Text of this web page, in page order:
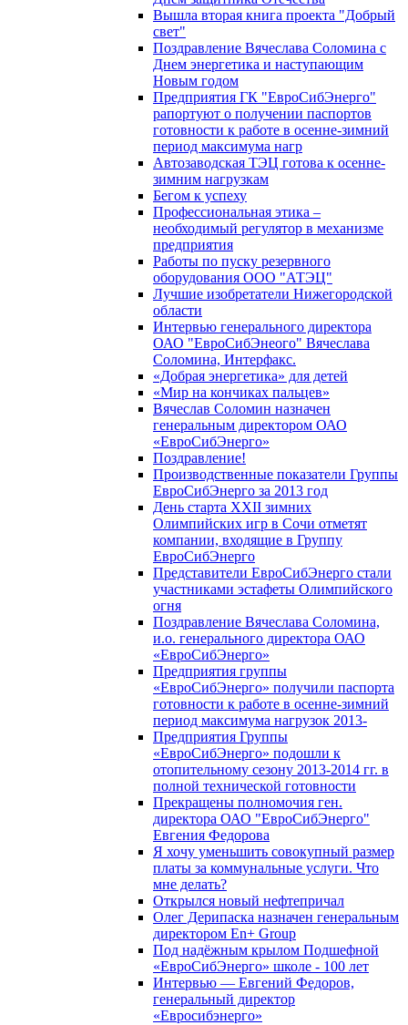
Вышла вторая книга проекта "Добрый
свет"
Поздравление Вячеслава Соломина с
Днем энергетика и наступающим
Новым годом
Предприятия ГК "ЕвроСибЭнерго"
рапортуют о получении паспортов
готовности к работе в осенне-зимний
период максимума нагр
Автозаводская ТЭЦ готова к осенне-
зимним нагрузкам
Бегом к успеху
Профессиональная этика –
необходимый регулятор в механизме
предприятия
Работы по пуску резервного
оборудования ООО "АТЭЦ"
Лучшие изобретатели Нижегородской
области
Интервью генерального директора
ОАО "ЕвроСибЭнеого" Вячеслава
Соломина, Интерфакс.
«Добрая энергетика» для детей
«Мир на кончиках пальцев»
Вячеслав Соломин назначен
генеральным директором ОАО
«ЕвроСибЭнерго»
Поздравление!
Производственные показатели Группы
ЕвроСибЭнерго за 2013 год
День старта XXII зимних
Олимпийских игр в Сочи отметят
компании, входящие в Группу
ЕвроСибЭнерго
Представители ЕвроСибЭнерго стали
участниками эстафеты Олимпийского
огня
Поздравление Вячеслава Соломина,
и.о. генерального директора ОАО
«ЕвроСибЭнерго»
Предприятия группы
«ЕвроСибЭнерго» получили паспорта
готовности к работе в осенне-зимний
период максимума нагрузок 2013-
Предприятия Группы
«ЕвроСибЭнерго» подошли к
отопительному сезону 2013-2014 гг. в
полной технической готовности
Прекращены полномочия ген.
директора ОАО "ЕвроСибЭнерго"
Евгения Федорова
Я хочу уменьшить совокупный размер
платы за коммунальные услуги. Что
мне делать?
Открылся новый нефтепричал
Олег Дерипаска назначен генеральным
директором En+ Group
Под надёжным крылом Подшефной
«ЕвроСибЭнерго» школе - 100 лет
Интервью — Евгений Федоров,
генеральный директор
«Евросибэнерго»